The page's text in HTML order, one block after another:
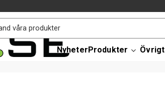
NyheterProdukter Övrigt